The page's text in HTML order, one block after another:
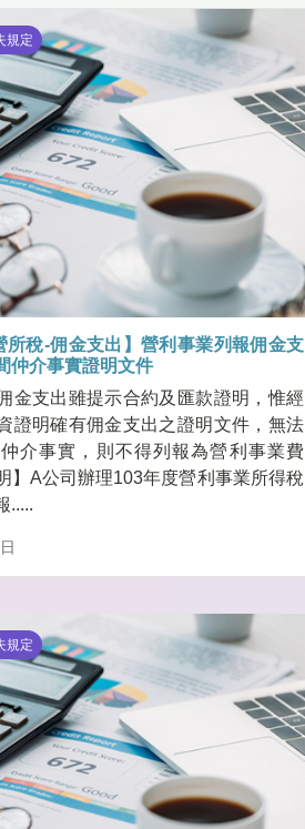
規定
所稅-佣金支出】營利事業列報佣金支
仲介事實證明文件
金支出雖提示合約及匯款證明，惟經
證明確有佣金支出之證明文件，無法
介事實，則不得列報為營利事業費
】A公司辦理103年度營利事業所得稅
.....
規定